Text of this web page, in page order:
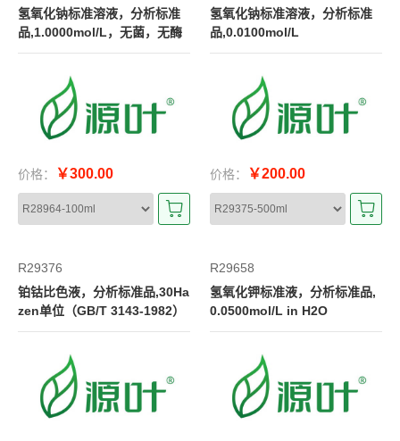
氢氧化钠标准溶液，分析标准
品,1.0000mol/L，无菌，无酶
价格： ￥300.00
氢氧化钠标准溶液，分析标准
品,0.0100mol/L
价格： ￥200.00
R29376
铂钴比色液，分析标准品,30Ha
zen单位（GB/T 3143-1982）
R29658
氢氧化钾标准液，分析标准品,
0.0500mol/L in H2O